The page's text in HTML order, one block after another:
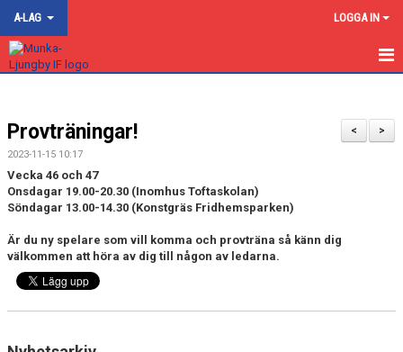
A-LAG LOGGA IN
NYHETER
KALENDER
HA DIVISION 5 NORRA SKÅNE
HR DIV.3 NORDVÄSTRA B
TRUPPEN
>
<
Provträningar!
2023-11-15 10:17
Vecka 46 och 47
Onsdagar 19.00-20.30 (Inomhus Toftaskolan)
Söndagar 13.00-14.30 (Konstgräs Fridhemsparken)
Är du ny spelare som vill komma och provträna så känn dig
välkommen att höra av dig till någon av ledarna.